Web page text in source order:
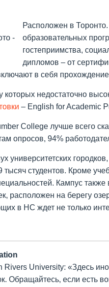
Расположен в
образовательных
гостеприимства,
дипломов – от
в себя
которых недостаточно
– English for Academic
College лучше всего
опросов, 94%
университетских
тысяч студентов. Кроме
Кампус
расположен на берегу
в НС ждет не только
Rivers University: «Здесь
Обращайтесь, если есть